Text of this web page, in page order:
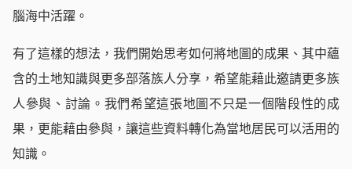
腦海中活躍。
有了這樣的想法，我們開始思考如何將地圖的成果、其中蘊
含的土地知識與更多部落族人分享，希望能藉此邀請更多族
人參與、討論。我們希望這張地圖不只是一個階段性的成
果，更能藉由參與，讓這些資料轉化為當地居民可以活用的
知識。